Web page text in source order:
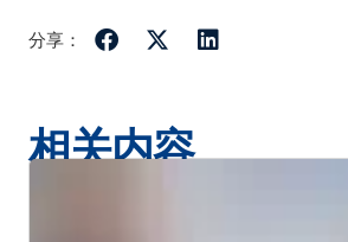
分享：
相关内容